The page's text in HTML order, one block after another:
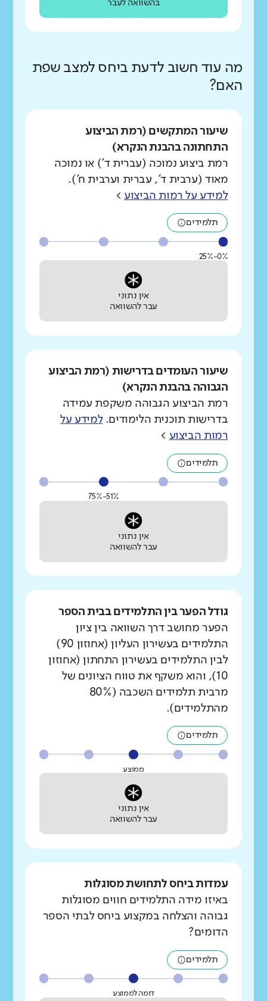
בהשוואה לעבר
מה עוד חשוב לדעת ביחס למצב שפת
האם?
שיעור המתקשים (רמת הביצוע
התחתונה בהבנת הנקרא)
רמת ביצוע נמוכה (עברית ד') או נמוכה
מאוד (ערבית ד', עברית וערבית ח').
למידע על רמות הביצוע >
תלמידים
0%-25%
אין נתוני
עבר להשוואה
שיעור העומדים בדרישות (רמת הביצוע
הגבוהה בהבנת הנקרא)
רמת הביצוע הגבוהה משקפת עמידה
בדרישות תוכנית הלימודים.למידע על
רמות הביצוע >
תלמידים
51%-75%
אין נתוני
עבר להשוואה
גודל הפער בין התלמידים בבית הספר
הפער מחושב דרך השוואה בין ציון
התלמידים בעשירון העליון (אחוזון 90)
לבין התלמידים בעשירון התחתון (אחוזון
10), והוא משקף את טווח הציונים של
מרבית תלמידים השכבה (80%
מהתלמידים).
תלמידים
ממוצע
אין נתוני
עבר להשוואה
עמדות ביחס לתחושת מסוגלות
באיזו מידה התלמידים חווים מסוגלות
גבוהה והצלחה במקצוע ביחס לבתי הספר
הדומים?
תלמידים
דומה לממוצע